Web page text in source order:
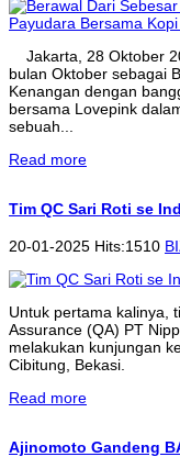
Jakarta, 28 Oktober
bulan Oktober sebagai
Kenangan dengan
bersama Lovepink
sebuah...
Read more
Tim QC Sari Roti se
20-01-2025 Hits:1510
Untuk pertama kalinya,
Assurance (QA) PT
melakukan kunjungan
Cibitung, Bekasi.
Read more
Ajinomoto Gandeng